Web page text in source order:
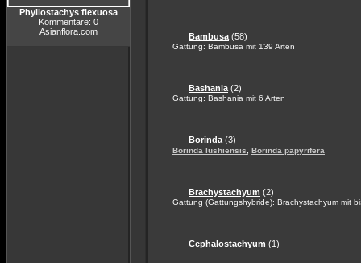
Phyllostachys flexuosa
Kommentare: 0
Asianflora.com
Bambusa (58)
Gattung: Bambusa mit 139 Arten
Bashania (2)
Gattung: Bashania mit 6 Arten
Borinda (3)
Borinda lushiensis Borinda papyrifera
Brachystachyum (2)
Gattung (Gattungshybride): Brachystachyum mit
Cephalostachyum (1)